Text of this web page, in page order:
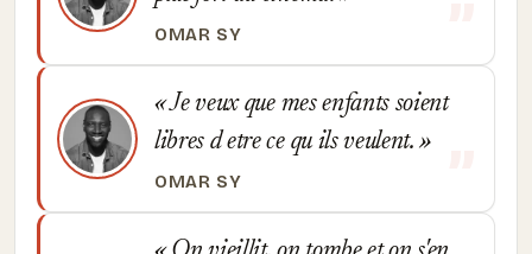
OMAR SY
Je veux que mes enfants soient
libres d etre ce qu ils veulent.
OMAR SY